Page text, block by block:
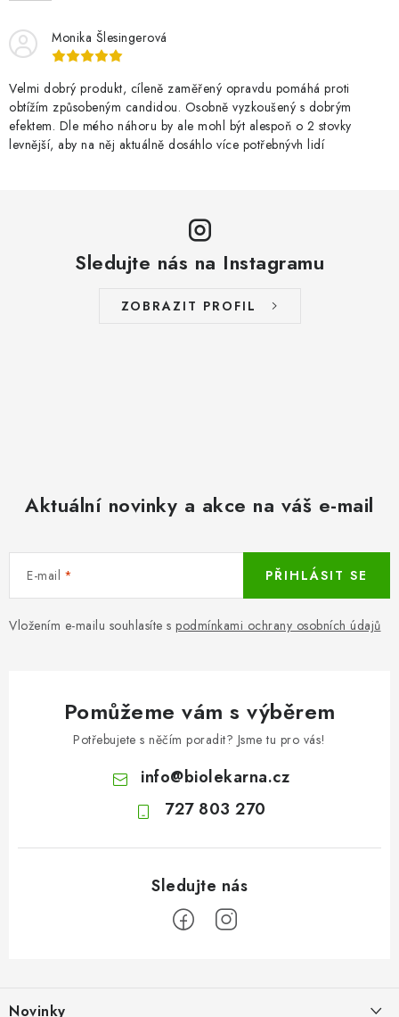
Monika Šlesingerová
Velmi dobrý produkt, cíleně zaměřený opravdu pomáhá proti
obtížím způsobeným candidou. Osobně vyzkoušený s dobrým
efektem. Dle mého náhoru by ale mohl být alespoň o 2 stovky
levnější, aby na něj aktuálně dosáhlo více potřebnývh lidí
Sledujte nás na Instagramu
ZOBRAZIT PROFIL
Aktuální novinky a akce na váš e-mail
E-mail
Vložením e-mailu souhlasíte s podmínkami ochrany osobních údajů
PŘIHLÁSIT SE
Pomůžeme vám s výběrem
Potřebujete s něčím poradit? Jsme tu pro vás!
info@biolekarna.cz
727 803 270
Novinky